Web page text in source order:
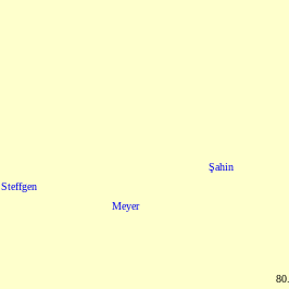
Şahin
Steffgen
Meyer
80.